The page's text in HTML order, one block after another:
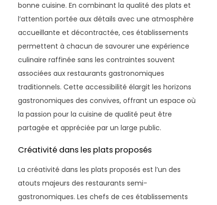
bonne cuisine. En combinant la qualité des plats et
l’attention portée aux détails avec une atmosphère
accueillante et décontractée, ces établissements
permettent à chacun de savourer une expérience
culinaire raffinée sans les contraintes souvent
associées aux restaurants gastronomiques
traditionnels. Cette accessibilité élargit les horizons
gastronomiques des convives, offrant un espace où
la passion pour la cuisine de qualité peut être
partagée et appréciée par un large public.
Créativité dans les plats proposés
La créativité dans les plats proposés est l’un des
atouts majeurs des restaurants semi-
gastronomiques. Les chefs de ces établissements